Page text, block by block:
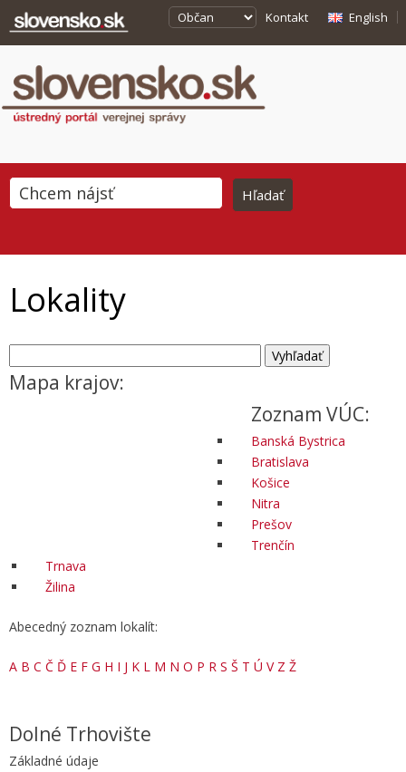
Kontakt English
Lokality
Mapa krajov:
Zoznam VÚC:
Banská Bystrica
Bratislava
Košice
Nitra
Prešov
Trenčín
Trnava
Žilina
Abecedný zoznam lokalít:
A B C Č Ď E F G H I J K L M N O P R S Š T Ú V Z Ž
Dolné Trhovište
Základné údaje